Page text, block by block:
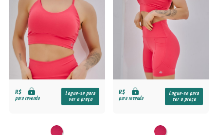
R$
para revenda
Logue-se para
ver o preço
R$
para revenda
Logue-se para
ver o preço